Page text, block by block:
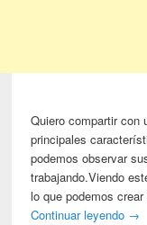
Quiero compartir con
principales
podemos observar
trabajando.Viendo
lo que podemos
Continuar leyendo →